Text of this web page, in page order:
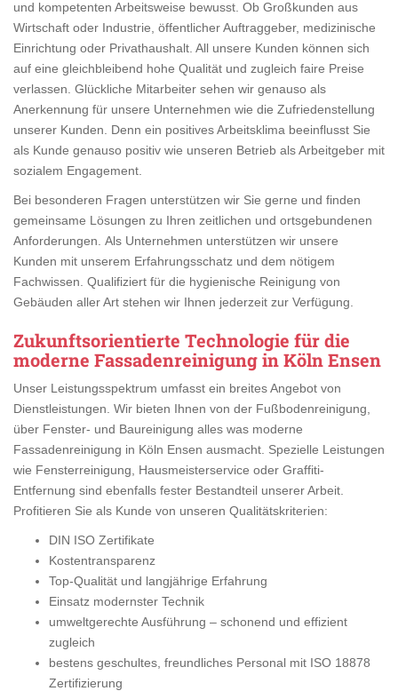
und kompetenten Arbeitsweise bewusst. Ob Großkunden aus
Wirtschaft oder Industrie, öffentlicher Auftraggeber, medizinische
Einrichtung oder Privathaushalt. All unsere Kunden können sich
auf eine gleichbleibend hohe Qualität und zugleich faire Preise
verlassen. Glückliche Mitarbeiter sehen wir genauso als
Anerkennung für unsere Unternehmen wie die Zufriedenstellung
unserer Kunden. Denn ein positives Arbeitsklima beeinflusst Sie
als Kunde genauso positiv wie unseren Betrieb als Arbeitgeber mit
sozialem Engagement.
Bei besonderen Fragen unterstützen wir Sie gerne und finden
gemeinsame Lösungen zu Ihren zeitlichen und ortsgebundenen
Anforderungen. Als Unternehmen unterstützen wir unsere
Kunden mit unserem Erfahrungsschatz und dem nötigem
Fachwissen. Qualifiziert für die hygienische Reinigung von
Gebäuden aller Art stehen wir Ihnen jederzeit zur Verfügung.
Zukunftsorientierte Technologie für die
moderne Fassadenreinigung in Köln Ensen
Unser Leistungsspektrum umfasst ein breites Angebot von
Dienstleistungen. Wir bieten Ihnen von der Fußbodenreinigung,
über Fenster- und Baureinigung alles was moderne
Fassadenreinigung in Köln Ensen ausmacht. Spezielle Leistungen
wie Fensterreinigung, Hausmeisterservice oder Graffiti-
Entfernung sind ebenfalls fester Bestandteil unserer Arbeit.
Profitieren Sie als Kunde von unseren Qualitätskriterien:
DIN ISO Zertifikate
Kostentransparenz
Top-Qualität und langjährige Erfahrung
Einsatz modernster Technik
umweltgerechte Ausführung – schonend und effizient
zugleich
bestens geschultes, freundliches Personal mit ISO 18878
Zertifizierung